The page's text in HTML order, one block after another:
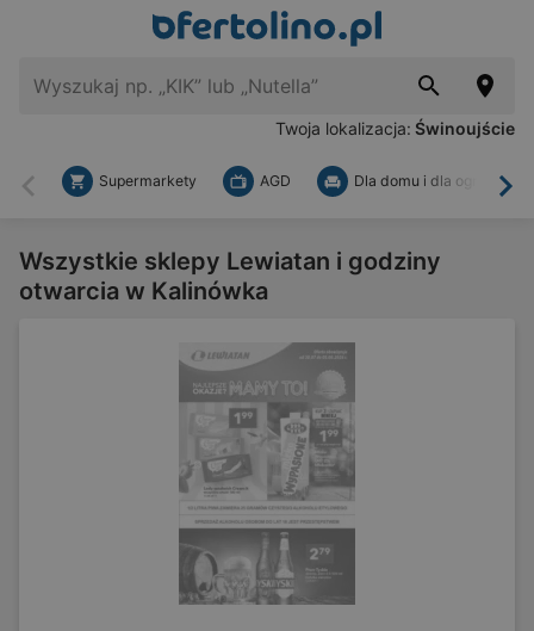
Twoja lokalizacja: Świnoujście
Wstecz
Supermarkety AGD Dla domu i dla ogrodu
Wszystkie sklepy Lewiatan i godziny
otwarcia w Kalinówka